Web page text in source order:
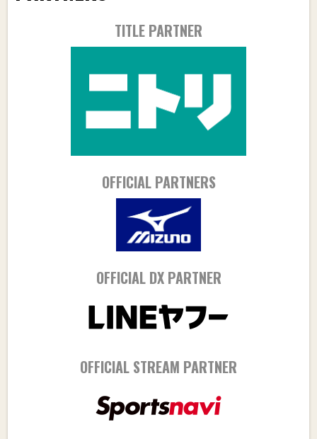
TITLE PARTNER
OFFICIAL PARTNERS
OFFICIAL DX PARTNER
OFFICIAL STREAM PARTNER